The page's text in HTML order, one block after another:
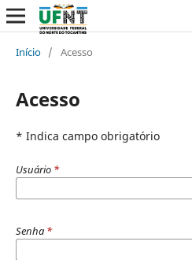
Início / Acesso
Acesso
* Indica campo obrigatório
Usuário *
Senha *